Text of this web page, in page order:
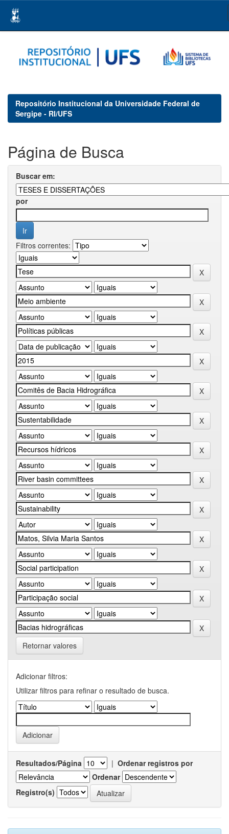
navigation
Repositório Institucional da Universidade Federal de
Sergipe - RI/UFS
Página de Busca
Buscar em:
por
Filtros correntes:
Retornar valores
Adicionar filtros:
Utilizar filtros para refinar o resultado de busca.
Resultados/Página | Ordenar registros por
Ordenar
Registro(s)